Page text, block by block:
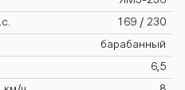
169 / 230
барабанный
6,5